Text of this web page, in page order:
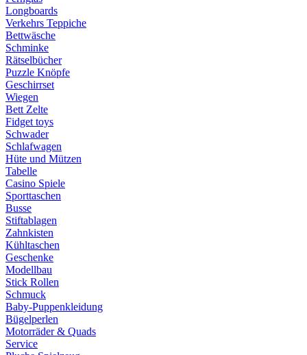
Longboards
Verkehrs Teppiche
Bettwäsche
Schminke
Rätselbücher
Puzzle Knöpfe
Geschirrset
Wiegen
Bett Zelte
Fidget toys
Schwader
Schlafwagen
Hüte und Mützen
Tabelle
Casino Spiele
Sporttaschen
Busse
Stiftablagen
Zahnkisten
Kühltaschen
Geschenke
Modellbau
Stick Rollen
Schmuck
Baby-Puppenkleidung
Bügelperlen
Motorräder & Quads
Service